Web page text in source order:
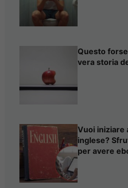
Questo
vera storia
Vuoi iniziare
inglese?
per avere